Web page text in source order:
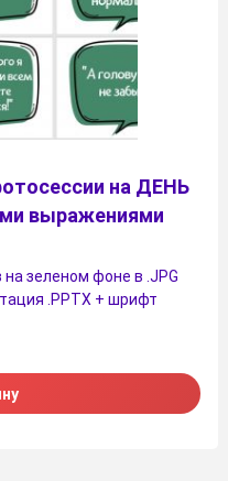
на ДЕНЬ
выражениями
зеленом фоне в .JPG
.PPTX + шрифт